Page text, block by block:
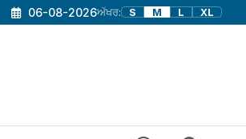
06-08-2026ਅੱਖਰ: S M L XL